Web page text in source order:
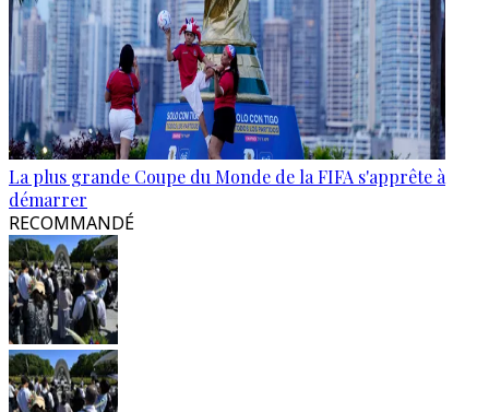
La plus grande Coupe du Monde de la FIFA s'apprête à
démarrer
RECOMMANDÉ